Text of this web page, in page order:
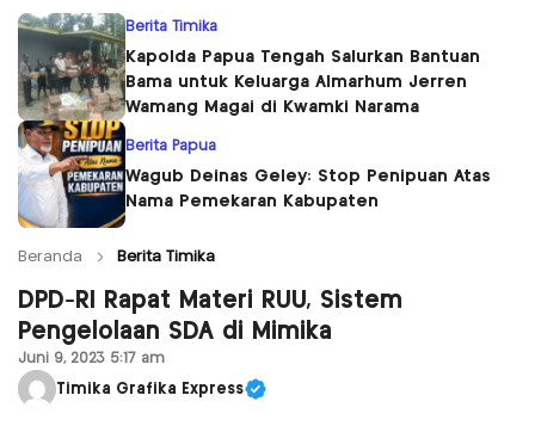
Berita Timika
Kapolda Papua Tengah Salurkan Bantuan
Bama untuk Keluarga Almarhum Jerren
Wamang Magai di Kwamki Narama
Berita Papua
Wagub Deinas Geley: Stop Penipuan Atas
Nama Pemekaran Kabupaten
Beranda Berita Timika
DPD-RI Rapat Materi RUU, Sistem
Pengelolaan SDA di Mimika
Juni 9, 2023 5:17 am
Timika Grafika Express